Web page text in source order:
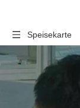
Speisekarte